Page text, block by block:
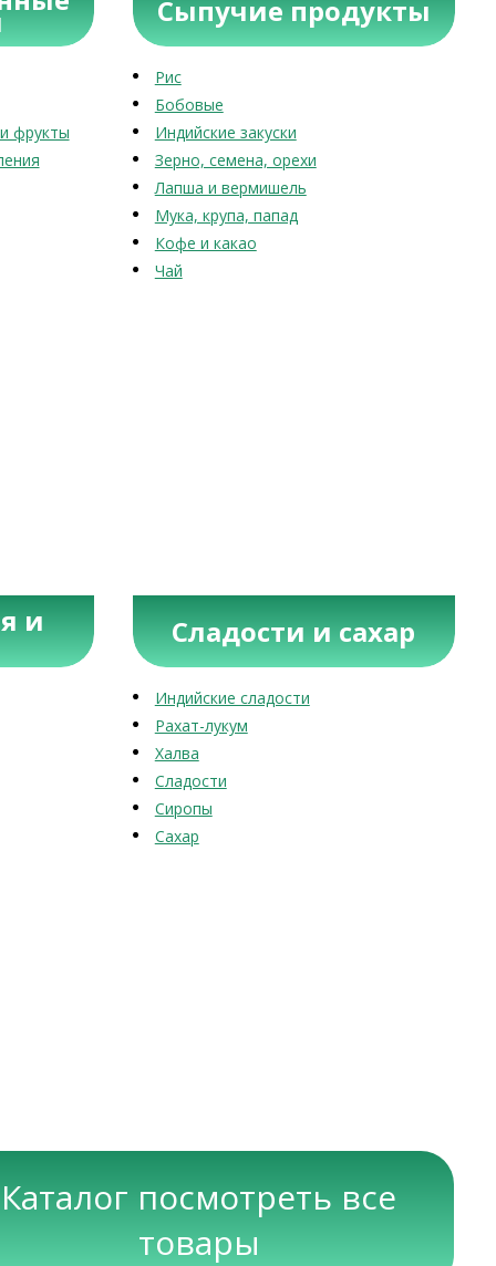
фрукты
Сыпучие продукты
Рис
Бобовые
Индийские закуски
Зерно, семена, орехи
Лапша и вермишель
Мука, крупа, папад
Кофе и какао
Чай
и Сладости и сахар
Индийские сладости
Рахат-лукум
Халва
Сладости
Сиропы
Сахар
Каталог посмотреть все
товары